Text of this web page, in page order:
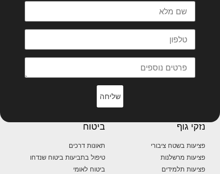
שליחה
נזקי גוף
פציעות בשטח ציבורי
פציעות מרשלנות
פציעות תלמידים
ביטוח
תאונות דרכים
טיפול בתביעות ביטוח שנדחו
ביטוח לאומי